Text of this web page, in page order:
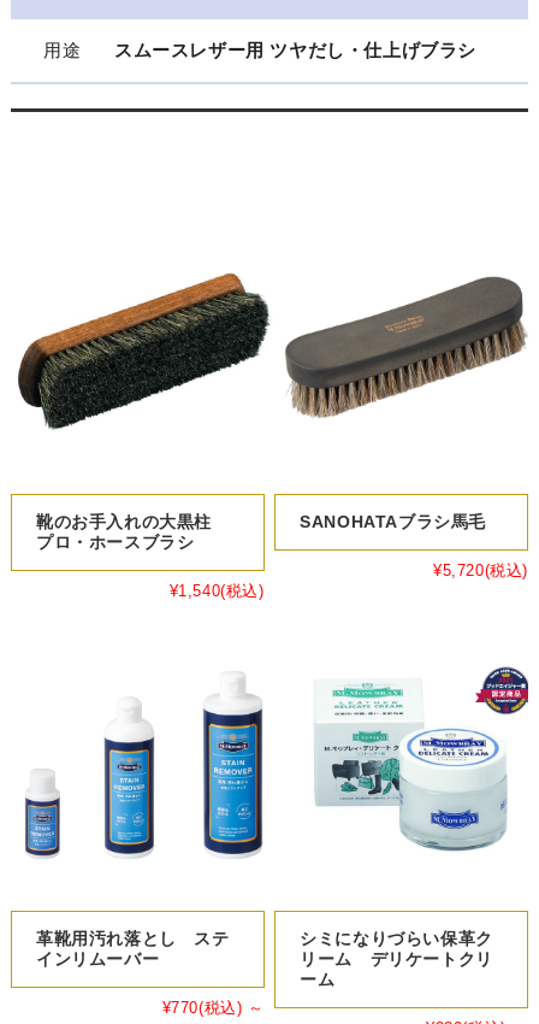
用途 スムースレザー用 ツヤだし・仕上げブラシ
靴のお手入れの大黒柱
プロ・ホースブラシ
¥1,540(税込)
SANOHATAブラシ馬毛
¥5,720(税込)
革靴用汚れ落とし ステ
インリムーバー
¥770(税込) ～
シミになりづらい保革ク
リーム デリケートクリ
ーム